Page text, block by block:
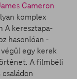
Cameron
komplex
A keresztapa-
hasonlóan -
egy kerek
A filmbéli